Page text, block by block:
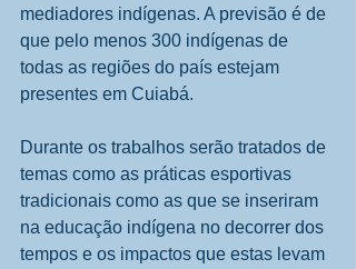
mediadores indígenas. A previsão é de
que pelo menos 300 indígenas de
todas as regiões do país estejam
presentes em Cuiabá.
Durante os trabalhos serão tratados de
temas como as práticas esportivas
tradicionais como as que se inseriram
na educação indígena no decorrer dos
tempos e os impactos que estas levam